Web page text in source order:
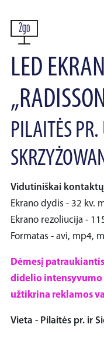
LED
PILAITĖS
Vidutiniškai kontaktų
Ekrano dydis - 32 kv.
Ekrano rezoliucija -
Formatas - avi, mp4,
Dėmesį
didelio intensyvumo
užtikrina reklamos
Vieta - Pilaitės pr. ir